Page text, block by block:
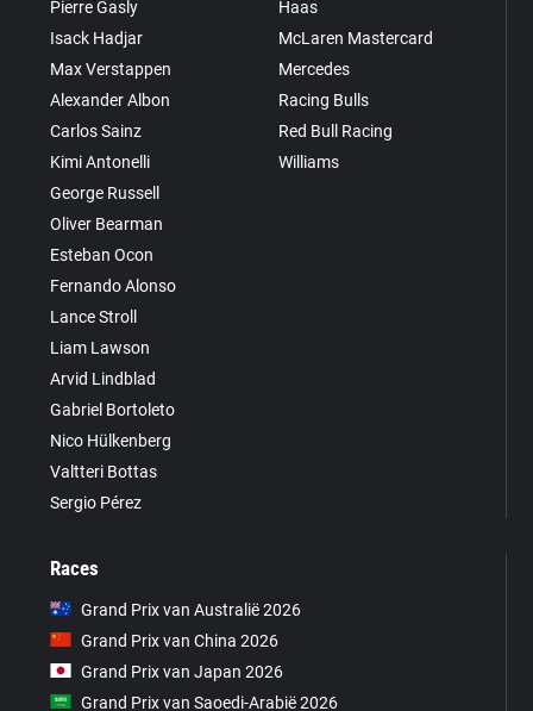
Pierre Gasly
Isack Hadjar
Max Verstappen
Alexander Albon
Carlos Sainz
Kimi Antonelli
George Russell
Oliver Bearman
Esteban Ocon
Fernando Alonso
Lance Stroll
Liam Lawson
Arvid Lindblad
Gabriel Bortoleto
Nico Hülkenberg
Valtteri Bottas
Sergio Pérez
Haas
McLaren Mastercard
Mercedes
Racing Bulls
Red Bull Racing
Williams
Races
Grand Prix van Australië 2026
Grand Prix van China 2026
Grand Prix van Japan 2026
Grand Prix van Saoedi-Arabië 2026